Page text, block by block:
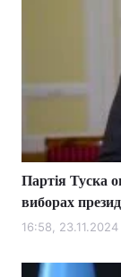
Партія Туска
виборах
16:58, 23.11.2024